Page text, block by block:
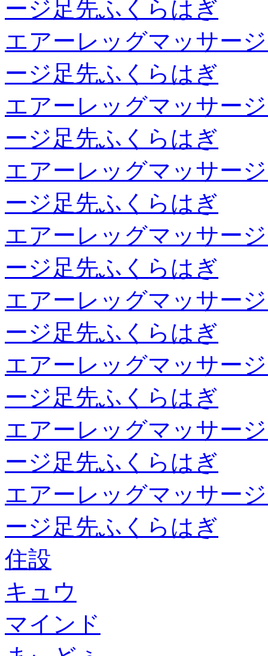
ージ足先ふくらはぎ
エアーレッグマッサー
ージ足先ふくらはぎ
エアーレッグマッサー
ージ足先ふくらはぎ
エアーレッグマッサー
ージ足先ふくらはぎ
エアーレッグマッサー
ージ足先ふくらはぎ
エアーレッグマッサー
ージ足先ふくらはぎ
エアーレッグマッサー
ージ足先ふくらはぎ
エアーレッグマッサー
ージ足先ふくらはぎ
エアーレッグマッサー
ージ足先ふくらはぎ
住設
キュウ
マインド